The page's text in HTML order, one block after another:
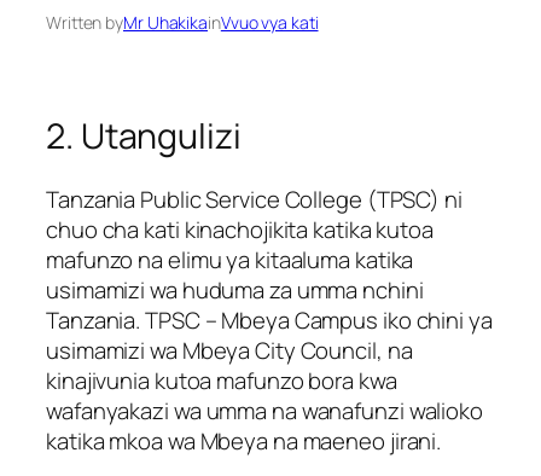
Written byMr UhakikainVvuo vya kati
2. Utangulizi
Tanzania Public Service College (TPSC) ni
chuo cha kati kinachojikita katika kutoa
mafunzo na elimu ya kitaaluma katika
usimamizi wa huduma za umma nchini
Tanzania. TPSC – Mbeya Campus iko chini ya
usimamizi wa Mbeya City Council, na
kinajivunia kutoa mafunzo bora kwa
wafanyakazi wa umma na wanafunzi walioko
katika mkoa wa Mbeya na maeneo jirani.